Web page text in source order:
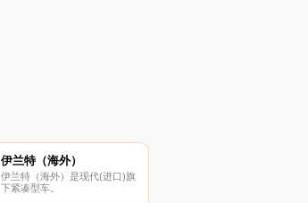
伊兰特（海外）
伊兰特（海外）是现代(进口)旗
下紧凑型车。